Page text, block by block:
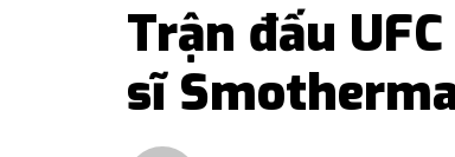
Trận đấu
sĩ